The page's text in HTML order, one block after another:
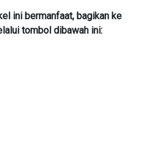
ini bermanfaat, bagikan ke
tombol dibawah ini: